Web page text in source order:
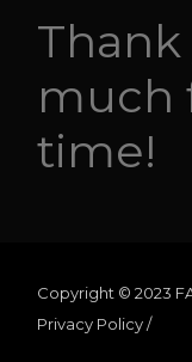
much
time!
Copyright © 2023
Privacy Policy/